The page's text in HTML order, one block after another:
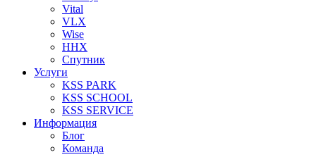
Vital
VLX
Wise
ННХ
Спутник
Услуги
KSS PARK
KSS SCHOOL
KSS SERVICE
Информация
Блог
Команда